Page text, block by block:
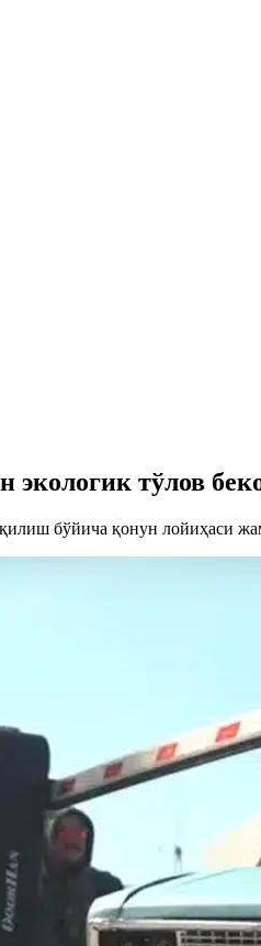
экологик тўлов
бўйича қонун лойиҳаси